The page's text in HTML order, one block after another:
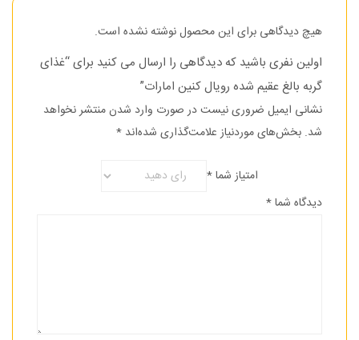
هیچ دیدگاهی برای این محصول نوشته نشده است.
اولین نفری باشید که دیدگاهی را ارسال می کنید برای “غذای
گربه بالغ عقیم شده رویال کنین امارات”
نشانی ایمیل ضروری نیست در صورت وارد شدن منتشر نخواهد
شد. بخش‌های موردنیاز علامت‌گذاری شده‌اند *
امتیاز شما*
دیدگاه شما*